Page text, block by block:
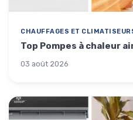
CHAUFFAGES ET
Top Pompes à chaleur
03 août 2026